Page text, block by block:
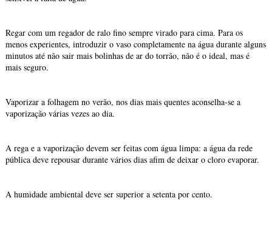
Regar com um regador de ralo fino sempre virado para cima. Para os
menos experientes, introduzir o vaso completamente na água durante alguns
minutos até não sair mais bolinhas de ar do torrão, não é o ideal, mas é
mais seguro.
Vaporizar a folhagem no verão, nos dias mais quentes aconselha-se a
vaporização várias vezes ao dia.
A rega e a vaporização devem ser feitas com água limpa: a água da rede
pública deve repousar durante vários dias afim de deixar o cloro evaporar.
A humidade ambiental deve ser superior a setenta por cento.